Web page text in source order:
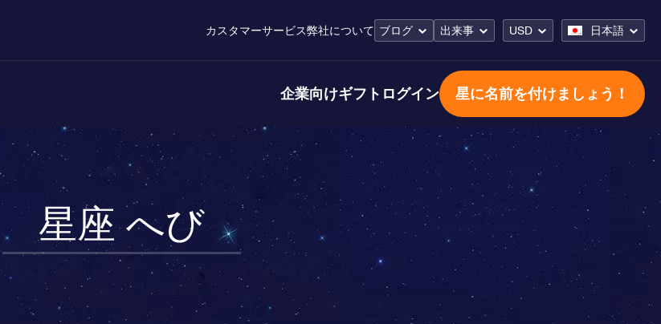
カスタマーサービス弊社について ブログ 出来事 USD 日本語
企業向けギフト ログイン 星に名前を付けましょう！
星座 へび